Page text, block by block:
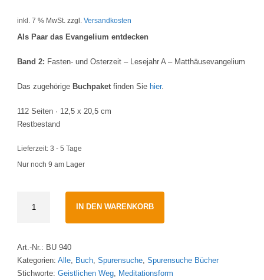
inkl. 7 % MwSt. zzgl. Versandkosten
Als Paar das Evangelium entdecken
Band 2: Fasten- und Osterzeit – Lesejahr A – Matthäusevangelium
Das zugehörige Buchpaket finden Sie hier.
112 Seiten · 12,5 x 20,5 cm
Restbestand
Lieferzeit: 3 - 5 Tage
Nur noch 9 am Lager
Band
2Maria-
Theresia
IN DEN WARENKORB
Art.-Nr.: BU 940
Kategorien: Alle Buch Spurensuche Spurensuche Bücher
Stichworte: Geistlichen Weg Meditationsform